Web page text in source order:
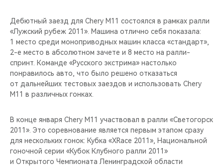
НОВИНКИ
БЛАГОТВОРИТЕЛЬНОСТЬ
CHERY REMOTE
CHERY И СПОРТ
ВИДЕООБЗОРЫ
CHERY ДЛЯ ДЕТЕЙ
Дебютный заезд для Chery M11 состоялся в рамках ралли
«Лужский рубеж 2011». Машина отлично себя показала:
1 место среди моноприводных машин класса «стандарт»,
2-е место в абсолютном зачете и 8 место на ралли-
спринт. Команде «Русского экстрима» настолько
понравилось авто, что было решено отказаться
от дальнейших тестовых заездов и использовать Chery
M11 в различных гонках.
В конце января Chery M11 участвовал в ралли «Светогорск
2011». Это соревнование является первым этапом сразу
для нескольких гонок: Кубка «XRace 2011», Национальной
гоночной серии «Кубок Клубного ралли 2011»
и Открытого Чемпионата Ленинградской области